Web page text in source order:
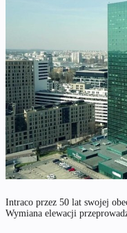
Intraco przez 50 lat swojej
Wymiana elewacji